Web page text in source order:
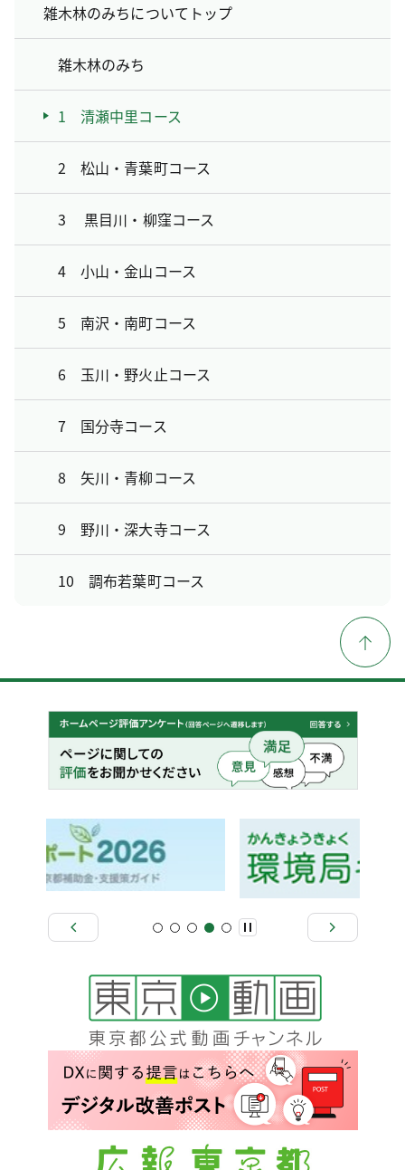
雑木林のみちについてトップ
雑木林のみち
1 清瀬中里コース
2 松山・青葉町コース
3 黒目川・柳窪コース
4 小山・金山コース
5 南沢・南町コース
6 玉川・野火止コース
7 国分寺コース
8 矢川・青柳コース
9 野川・深大寺コース
10 調布若葉町コース